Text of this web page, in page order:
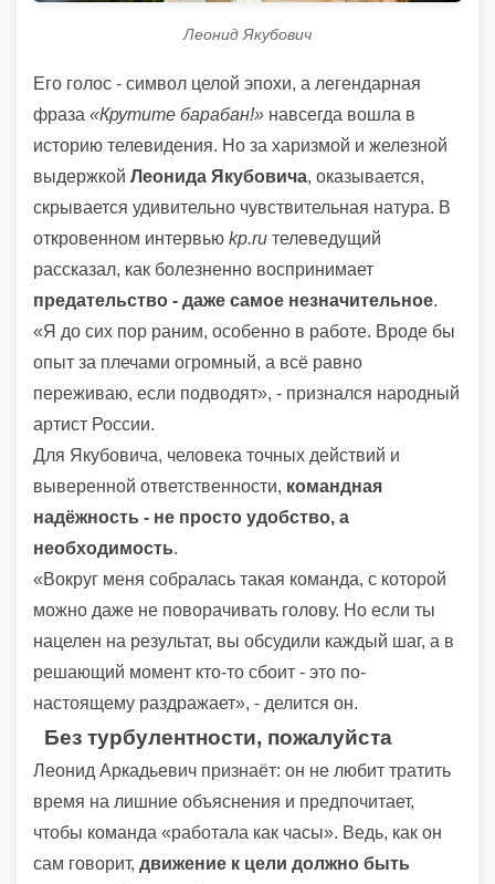
Леонид Якубович
Его голос - символ целой эпохи, а легендарная
фраза «Крутите барабан!» навсегда вошла в
историю телевидения. Но за харизмой и железной
выдержкой Леонида Якубовича, оказывается,
скрывается удивительно чувствительная натура. В
откровенном интервью kp.ru телеведущий
рассказал, как болезненно воспринимает
предательство - даже самое незначительное.
«Я до сих пор раним, особенно в работе. Вроде бы
опыт за плечами огромный, а всё равно
переживаю, если подводят», - признался народный
артист России.
Для Якубовича, человека точных действий и
выверенной ответственности, командная
надёжность - не просто удобство, а
необходимость.
«Вокруг меня собралась такая команда, с которой
можно даже не поворачивать голову. Но если ты
нацелен на результат, вы обсудили каждый шаг, а в
решающий момент кто-то сбоит - это по-
настоящему раздражает», - делится он.
Без турбулентности, пожалуйста
Леонид Аркадьевич признаёт: он не любит тратить
время на лишние объяснения и предпочитает,
чтобы команда «работала как часы». Ведь, как он
сам говорит, движение к цели должно быть